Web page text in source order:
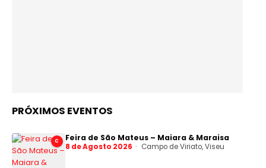
PRÓXIMOS EVENTOS
C Feira de São Mateus – Maiara & Maraisa
8 de Agosto 2026 Campo de Viriato, Viseu